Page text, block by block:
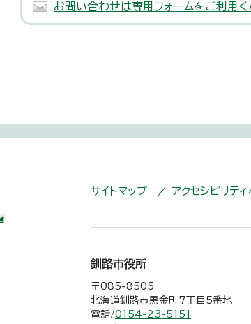
お問い合わせは専用フォームをご利用く
サイトマップ アクセシビリテ
釧路市役所
〒085-8505
北海道釧路市黒金町7丁目5番地
電話/0154-23-5151